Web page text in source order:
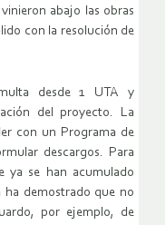
abajo las obras
con la resolución de
desde 1 UTA y
del proyecto. La
con un Programa de
descargos. Para
ya se han acumulado
ha demostrado que no
por ejemplo, de